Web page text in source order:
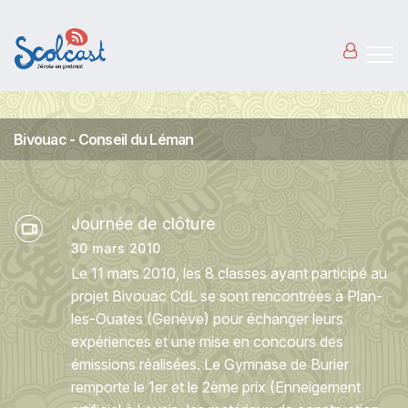
Bivouac - Conseil du Léman
Journée de clôture
30 mars 2010
Le 11 mars 2010, les 8 classes ayant participé au
projet Bivouac CdL se sont rencontrées à Plan-
les-Ouates (Genève) pour échanger leurs
expériences et une mise en concours des
émissions réalisées. Le Gymnase de Burier
remporte le 1er et le 2ème prix (Enneigement